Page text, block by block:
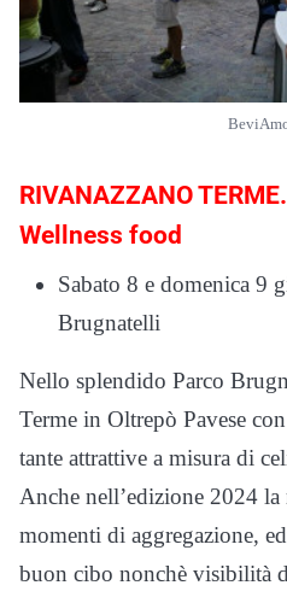
RIVANAZZANO
Wellness food
Sabato 8 e domenica 9
Brugnatelli
Nello splendido Parco
Terme in Oltrepò Pavese
tante attrattive a misura di
Anche nell’edizione 2024 la
momenti di aggregazione,
buon cibo nonchè visibilità